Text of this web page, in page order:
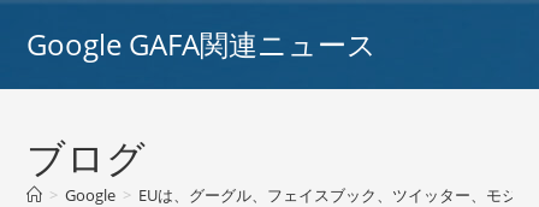
Google GAFA関連ニュース
ブログ
> Google > EUは、グーグル、フェイスブック、ツイッター、モジ